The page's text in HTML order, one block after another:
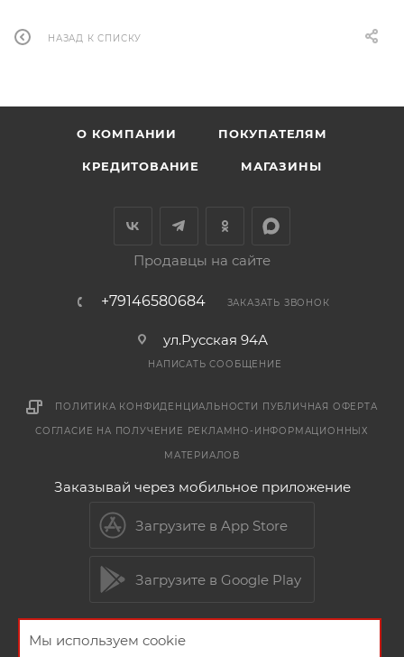
НАЗАД К СПИСКУ
О КОМПАНИИ ПОКУПАТЕЛЯМ
КРЕДИТОВАНИЕ МАГАЗИНЫ
Продавцы на сайте
+79146580684 ЗАКАЗАТЬ ЗВОНОК
ул.Русская 94А
НАПИСАТЬ СООБЩЕНИЕ
ПОЛИТИКА КОНФИДЕНЦИАЛЬНОСТИ ПУБЛИЧНАЯ ОФЕРТА
СОГЛАСИЕ НА ПОЛУЧЕНИЕ РЕКЛАМНО-ИНФОРМАЦИОННЫХ
МАТЕРИАЛОВ
Заказывай через мобильное приложение
Загрузите в App Store
Загрузите в Google Play
Мы используем cookie